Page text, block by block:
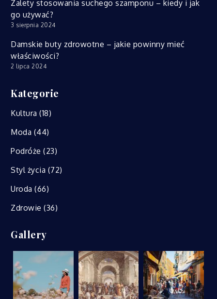
Zalety stosowania suchego szamponu – kiedy i jak
go używać?
3 sierpnia 2024
Damskie buty zdrowotne – jakie powinny mieć
właściwości?
2 lipca 2024
Kategorie
Kultura (18)
Moda (44)
Podróże (23)
Styl życia (72)
Uroda (66)
Zdrowie (36)
Gallery